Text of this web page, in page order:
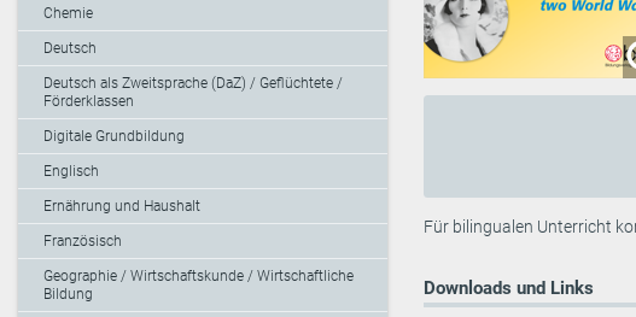
Chemie
Deutsch
Deutsch als Zweitsprache (DaZ) / Geflüchtete /
Förderklassen
Digitale Grundbildung
Englisch
Ernährung und Haushalt
Französisch
Geographie / Wirtschaftskunde / Wirtschaftliche
Bildung
Für bilingualen Unterricht
Downloads und Links